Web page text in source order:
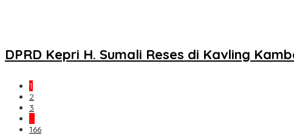
DPRD Kepri H. Sumali Reses di Kavling
1
2
3
…
166